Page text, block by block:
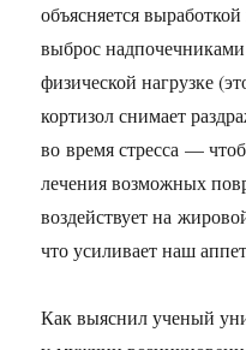
объясняется
выброс
физической нагрузке
кортизол снимает
во время стресса —
лечения возможных
воздействует на
что усиливает наш
Как выяснил ученый